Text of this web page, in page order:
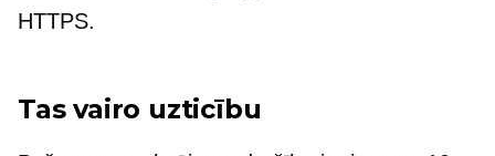
HTTPS.
Tas vairo uzticību